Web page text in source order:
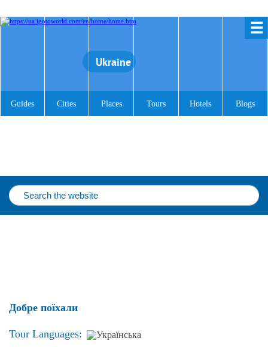
☰
Ukraine
Guides Cities Places Tours Hotels Blogs
Добре поїхали
Tour Languages: